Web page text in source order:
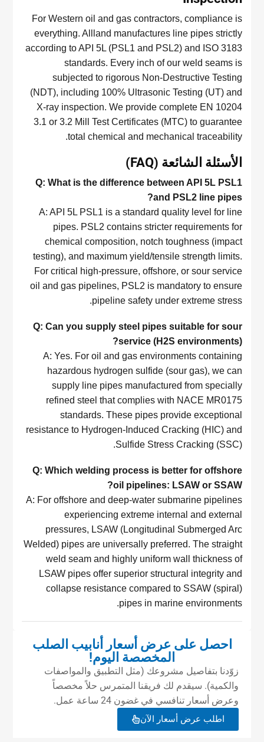
For Western oil and gas contractors, compliance is
everything. Allland manufactures line pipes strictly
according to API 5L (PSL1 and PSL2) and ISO 3183
standards. Every inch of our weld seams is
subjected to rigorous Non-Destructive Testing
(NDT), including 100% Ultrasonic Testing (UT) and
X-ray inspection. We provide complete EN 10204
3.1 or 3.2 Mill Test Certificates (MTC) to guarantee
total chemical and mechanical traceability.
الأسئلة الشائعة (FAQ)
Q: What is the difference between API 5L PSL1
and PSL2 line pipes?
A: API 5L PSL1 is a standard quality level for line
pipes. PSL2 contains stricter requirements for
chemical composition, notch toughness (impact
testing), and maximum yield/tensile strength limits.
For critical high-pressure, offshore, or sour service
oil and gas pipelines, PSL2 is mandatory to ensure
pipeline safety under extreme stress.
Q: Can you supply steel pipes suitable for sour
service (H2S environments)?
A: Yes. For oil and gas environments containing
hazardous hydrogen sulfide (sour gas), we can
supply line pipes manufactured from specially
refined steel that complies with NACE MR0175
standards. These pipes provide exceptional
resistance to Hydrogen-Induced Cracking (HIC) and
Sulfide Stress Cracking (SSC).
Q: Which welding process is better for offshore
oil pipelines: LSAW or SSAW?
A: For offshore and deep-water submarine pipelines
experiencing extreme internal and external
pressures, LSAW (Longitudinal Submerged Arc
Welded) pipes are universally preferred. The straight
weld seam and highly uniform wall thickness of
LSAW pipes offer superior structural integrity and
collapse resistance compared to SSAW (spiral)
pipes in marine environments.
احصل على عرض أسعار أنابيب الصلب
المخصصة اليوم!
زوّدنا بتفاصيل مشروعك (مثل التطبيق والمواصفات
والكمية). سيقدم لك فريقنا المتمرس حلاً مخصصاً
وعرض أسعار تنافسي في غضون 24 ساعة عمل.
اطلب عرض أسعار الآن